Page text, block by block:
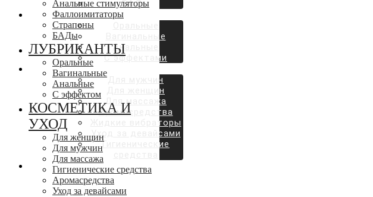
БАДы
ЛУБРИКАНТЫ
Вагинальные
Анальные
С эффектами
КОСМЕТИКА И УХОД
Для мужчин
Для женщин
Для массажа
Аромасредства
Жидкие вибраторы
Уход за девайсами
Гигиенические
СКИДКИ ДО 50%
Анальные стимуляторы
Фаллоимитаторы
Страпоны
БАДы
ЛУБРИКАНТЫ
Оральные
Вагинальные
Анальные
С эффектом
КОСМЕТИКА И
УХОД
Для женщин
Для мужчин
Для массажа
Гигиенические средства
Аромасредства
Уход за девайсами